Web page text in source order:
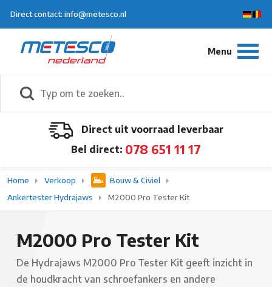
Direct contact: info@metesco.nl
Direct uit voorraad leverbaar
Bel direct: 078 651 11 17
Home Verkoop
Bouw & Civiel
Ankertester Hydrajaws
M2000 Pro Tester Kit
M2000 Pro Tester Kit
De Hydrajaws M2000 Pro Tester Kit geeft inzicht in
de houdkracht van schroefankers en andere